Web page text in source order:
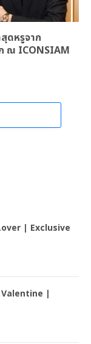
ดหรูจาก
ณ ICONSIAM
| Exclusive
Valentine |